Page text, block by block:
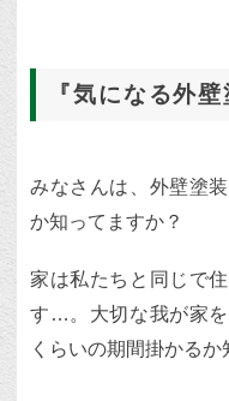
『気になる外
みなさんは、外壁塗
か知ってますか？
家は私たちと同じで
す…。大切な我が家
くらいの期間掛かるか